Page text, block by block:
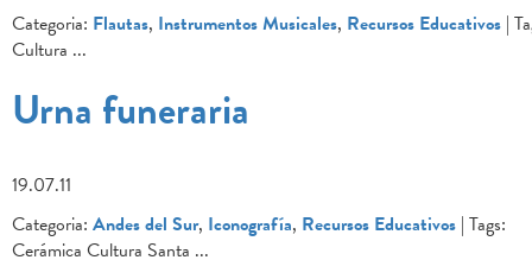
Categoria: Flautas, Instrumentos Musicales, Recursos Educativos |
Cultura ...
Urna funeraria
19.07.11
Categoria: Andes del Sur, Iconografía, Recursos Educativos | Tags:
Cerámica Cultura Santa ...